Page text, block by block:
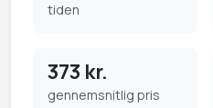
tiden
373 kr.
gennemsnitlig pris